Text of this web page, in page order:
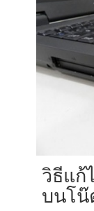
วิธีแก้
บนโ